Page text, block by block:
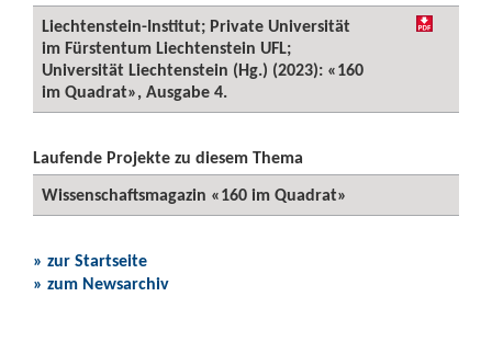
Liechtenstein-Institut; Private Universität
im Fürstentum Liechtenstein UFL;
Universität Liechtenstein (Hg.) (2023): «160
im Quadrat», Ausgabe 4.
Laufende Projekte zu diesem Thema
Wissenschaftsmagazin «160 im Quadrat»
» zur Startseite
» zum Newsarchiv